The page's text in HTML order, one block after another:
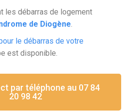
les débarras de logement
de Diogène
le débarras de votre
est disponible.
par téléphone au 07 84
20 98 42